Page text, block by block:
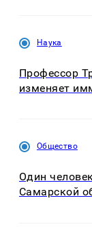
Наука
Профессор
изменяет
Общество
Один
Самарской